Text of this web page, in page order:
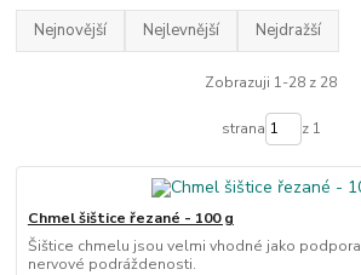
Nejnovější Nejlevnější Nejdražší
Zobrazuji 1-28 z 28
strana z 1
Chmel šištice řezané - 100 g
Šištice chmelu jsou velmi vhodné jako
nervové podráždenosti.